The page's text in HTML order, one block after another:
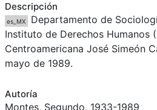
Descripción
es_MX
Departamento de
Instituto de Derechos Humanos
Centroamericana José Simeón
mayo de 1989.
Autoría
Montes, Segundo, 1933-1989